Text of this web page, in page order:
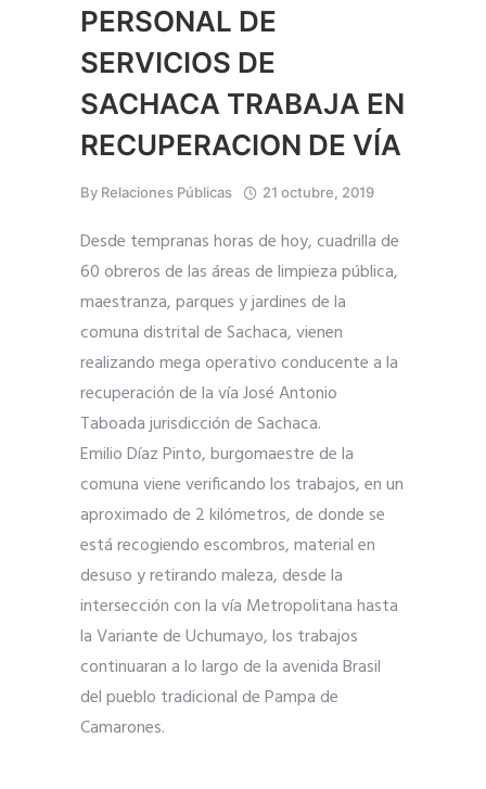
PERSONAL DE
SERVICIOS DE
SACHACA TRABAJA EN
RECUPERACION DE VÍA
By Relaciones Públicas 21 octubre, 2019
Desde tempranas horas de hoy, cuadrilla de
60 obreros de las áreas de limpieza pública,
maestranza, parques y jardines de la
comuna distrital de Sachaca, vienen
realizando mega operativo conducente a la
recuperación de la vía José Antonio
Taboada jurisdicción de Sachaca.
Emilio Díaz Pinto, burgomaestre de la
comuna viene verificando los trabajos, en un
aproximado de 2 kilómetros, de donde se
está recogiendo escombros, material en
desuso y retirando maleza, desde la
intersección con la vía Metropolitana hasta
la Variante de Uchumayo, los trabajos
continuaran a lo largo de la avenida Brasil
del pueblo tradicional de Pampa de
Camarones.